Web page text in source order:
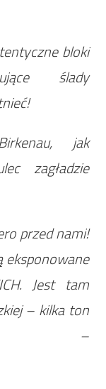
bloki
ślady
jak
zagładzie
przed nami!
eksponowane
Jest tam
– kilka ton
–